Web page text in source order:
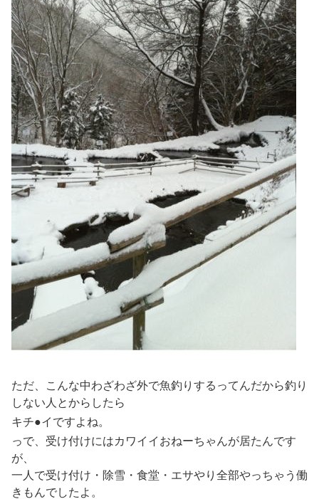
ただ、こんな中わざわざ外で魚釣りするってんだから釣り
しない人とからしたら
キチ●イですよね。
っで、受け付けにはカワイイおねーちゃんが居たんです
が、
一人で受け付け・除雪・食堂・エサやり全部やっちゃう働
きもんでしたよ。